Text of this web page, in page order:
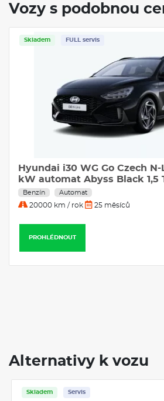
Vozy s podobnou
Skladem FULL servis
Hyundai i30 WG Go Czech N-
kW automat Abyss Black 1,5
Benzín Automat
20000 km / rok 25 měsíců
PROHLÉDNOUT
Alternativy k vozu
Skladem Servis